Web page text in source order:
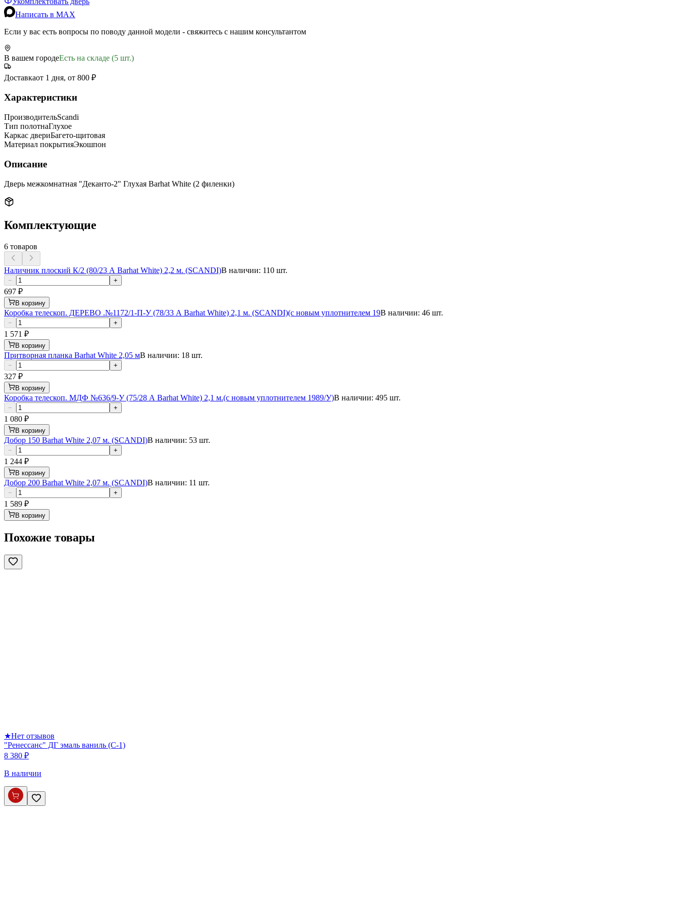
Написать в MAX
Если у вас есть вопросы по поводу данной модели - свяжитесь с нашим консультантом
В вашем городеЕсть на складе (5 шт.)
Доставкаот 1 дня, от 800 ₽
Характеристики
ПроизводительScandi
Тип полотнаГлухое
Каркас двериБагето-щитовая
Материал покрытияЭкошпон
Описание
Дверь межкомнатная "Деканто-2" Глухая Barhat White (2 филенки)
Комплектующие
6 товаров
Наличник плоский К/2 (80/23 А Barhat White) 2,2 м. (SCANDI)В наличии: 110 шт.
− +
697 ₽
В корзину
Коробка телескоп. ДЕРЕВО .№1172/1-П-У (78/33 А Barhat White) 2,1 м. (SCANDI)(с новым уплотнителем 19В наличии: 46 шт.
− +
1 571 ₽
В корзину
Притворная планка Barhat White 2,05 мВ наличии: 18 шт.
− +
327 ₽
В корзину
Коробка телескоп. МДФ №636/9-У (75/28 А Barhat White) 2,1 м.(с новым уплотнителем 1989/У)В наличии: 495 шт.
− +
1 080 ₽
В корзину
Добор 150 Barhat White 2,07 м. (SCANDI)В наличии: 53 шт.
− +
1 244 ₽
В корзину
Добор 200 Barhat White 2,07 м. (SCANDI)В наличии: 11 шт.
− +
1 589 ₽
В корзину
Похожие товары
★Нет отзывов
"Ренессанс" ДГ эмаль ваниль (С-1)
8 380 ₽
В наличии